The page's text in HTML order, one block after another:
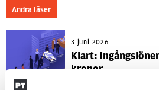
Andra läser
3 juni 2026
Klart:
kronor